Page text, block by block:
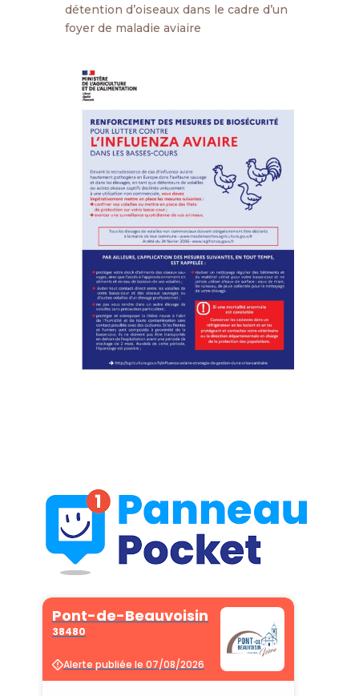
détention d’oiseaux dans le cadre d’un
foyer de maladie aviaire